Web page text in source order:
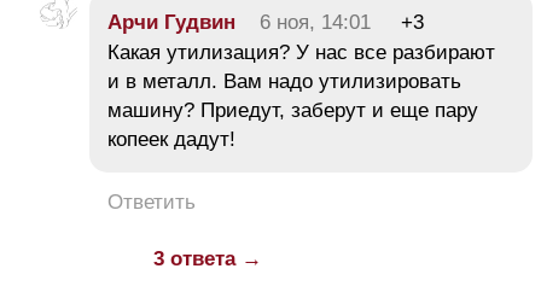
Арчи Гудвин 6 ноя, 14:01
+3
Какая утилизация? У нас все разбирают
и в металл. Вам надо утилизировать
машину? Приедут, заберут и еще пару
копеек дадут!
Ответить
3 ответа →